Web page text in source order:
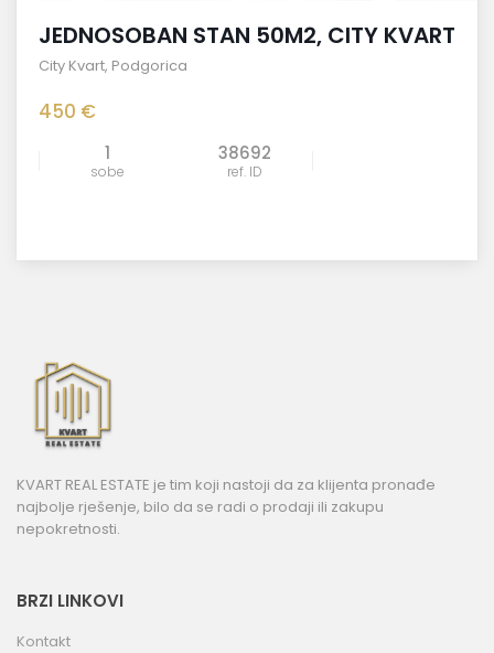
JEDNOSOBAN STAN 50M2, CITY KVART
City Kvart, Podgorica
450 €
1
sobe
38692
ref. ID
KVART REAL ESTATE je tim koji nastoji da za klijenta pronađe
najbolje rješenje, bilo da se radi o prodaji ili zakupu
nepokretnosti.
BRZI LINKOVI
Kontakt